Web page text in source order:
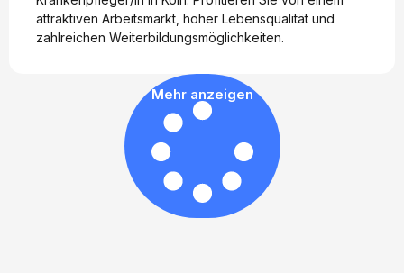
attraktiven Arbeitsmarkt, hoher Lebensqualität und
zahlreichen Weiterbildungsmöglichkeiten.
Mehr anzeigen